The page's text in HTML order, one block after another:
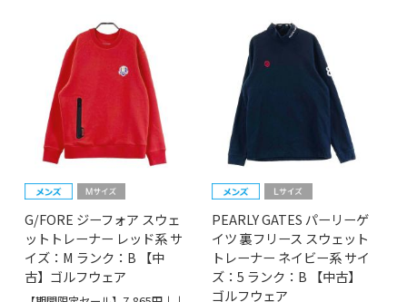
G/FORE ジーフォア スウェ
ットトレーナー レッド系 サ
イズ：M ランク：B 【中
古】ゴルフウェア
PEARLY GATES パーリーゲ
イツ 裏フリース スウェット
トレーナー ネイビー系 サイ
ズ：5 ランク：B 【中古】
ゴルフウェア